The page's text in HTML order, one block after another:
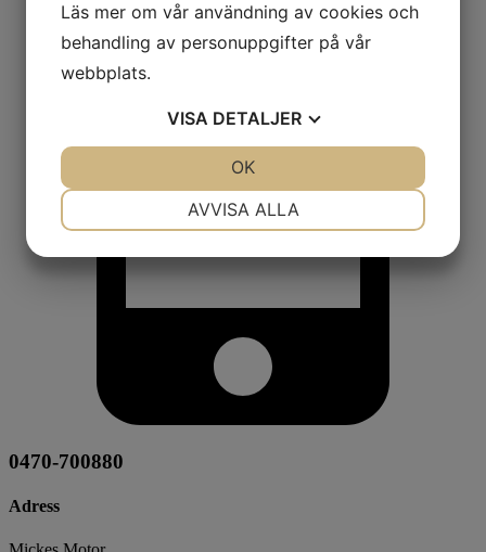
0470-700880
Adress
Läs mer om vår användning av cookies och
behandling av personuppgifter på vår
webbplats.
VISA DETALJER
AVVISA ALLA
OK